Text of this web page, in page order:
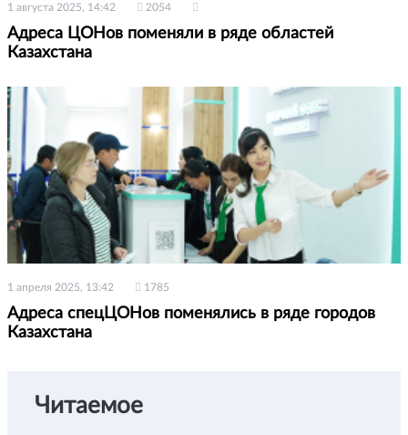
1 августа 2025, 14:42 2054
Адреса ЦОНов поменяли в ряде областей
Казахстана
1 апреля 2025, 13:42 1785
Адреса спецЦОНов поменялись в ряде городов
Казахстана
Читаемое